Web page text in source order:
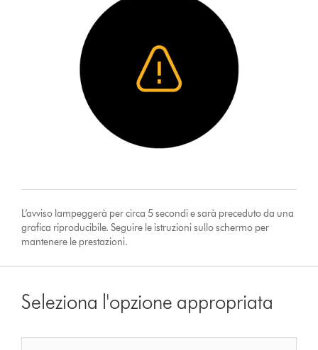
L’avviso lampeggerà per circa 5 secondi e sarà preceduto da una
grafica riproducibile. Seguire le istruzioni sullo schermo per
mantenere le prestazioni.
Seleziona l'opzione appropriata